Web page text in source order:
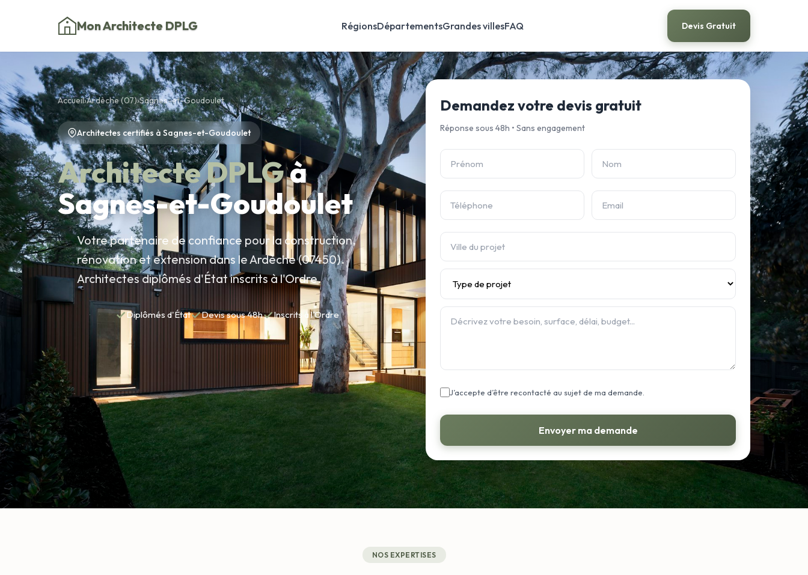
Mon Architecte DPLG RégionsDépartementsGrandes villesFAQ Devis Gratuit
Accueil›Ardèche (07)›Sagnes-et-Goudoulet
Architectes certifiés à Sagnes-et-Goudoulet
Architecte DPLGà
Sagnes-et-Goudoulet
Votre partenaire de confiance pour la construction,
rénovation et extension dans le Ardèche (07450).
Architectes diplômés d'État inscrits à l'Ordre.
✓Diplômés d'État✓Devis sous 48h✓Inscrits à l'Ordre
Demandez votre devis gratuit
Réponse sous 48h • Sans engagement
J’accepte d’être recontacté au sujet de ma demande.
Envoyer ma demande
NOS EXPERTISES